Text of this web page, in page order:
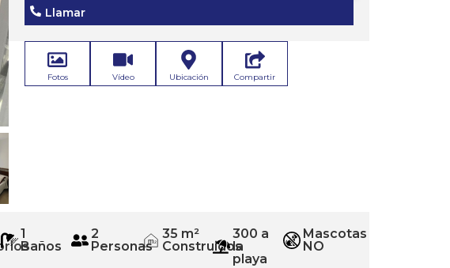
Llamar
Fotos Vídeo Ubicación Compartir
1
Baños
2
Personas
m2
35 m²
Construidos
300 a
la
playa
Mascotas
NO